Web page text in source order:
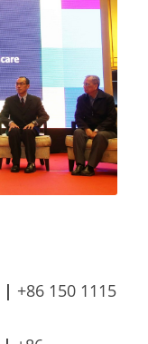
| +86 150 1115